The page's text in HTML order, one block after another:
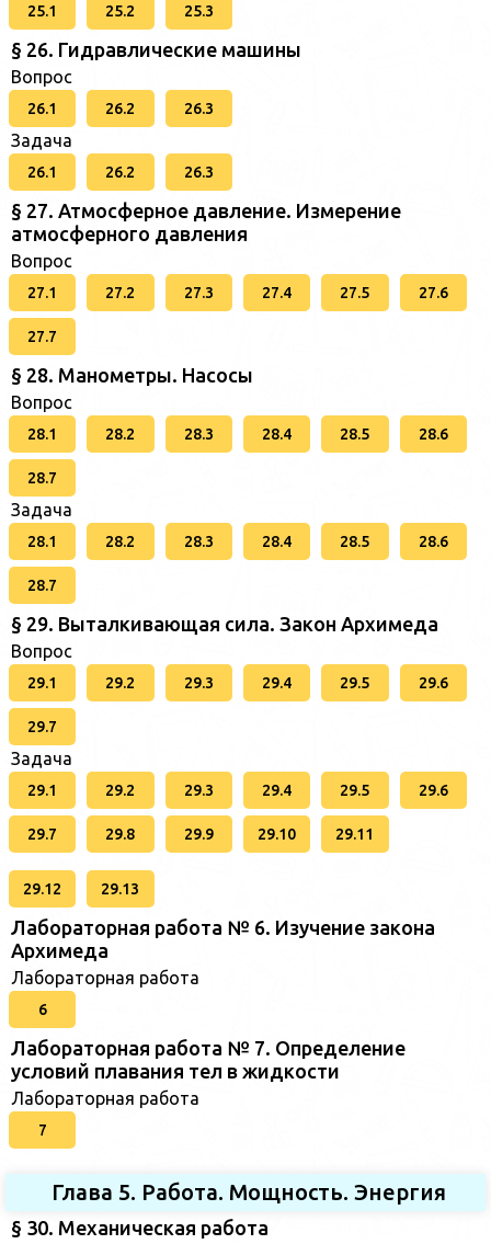
25.1 25.2 25.3
§ 26. Гидравлические машины
Вопрос
26.1 26.2 26.3
Задача
26.1 26.2 26.3
§ 27. Атмосферное давление. Измерение
атмосферного давления
Вопрос
27.1 27.2 27.3 27.4 27.5 27.6
27.7
§ 28. Манометры. Насосы
Вопрос
28.1 28.2 28.3 28.4 28.5 28.6
28.7
Задача
28.1 28.2 28.3 28.4 28.5 28.6
28.7
§ 29. Выталкивающая сила. Закон Архимеда
Вопрос
29.1 29.2 29.3 29.4 29.5 29.6
29.7
Задача
29.1 29.2 29.3 29.4 29.5 29.6
29.7 29.8 29.9 29.10 29.11
29.12 29.13
Лабораторная работа № 6. Изучение закона
Архимеда
Лабораторная работа
6
Лабораторная работа № 7. Определение
условий плавания тел в жидкости
Лабораторная работа
7
Глава 5. Работа. Мощность. Энергия
§ 30. Механическая работа